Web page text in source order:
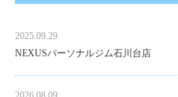
2025.09.29
NEXUSパーソナルジム石川台店